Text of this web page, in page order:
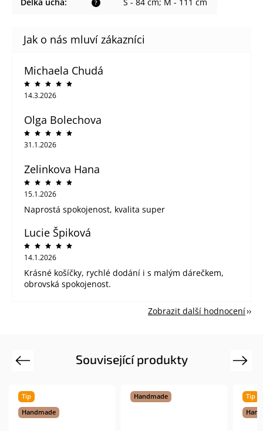
?
Délka ucha: S - 84 cm; M - 111 cm
Michaela Chudá
14.3.2026
Olga Bolechova
31.1.2026
Zelinkova Hana
15.1.2026
Naprostá spokojenost, kvalita super
Lucie Špiková
14.1.2026
Krásné košíčky, rychlé dodání i s malým dárečkem,
obrovská spokojenost.
Zobrazit další hodnocení
Související produkty
Previous
Tip
Handmade
Handmade
Tip
Next